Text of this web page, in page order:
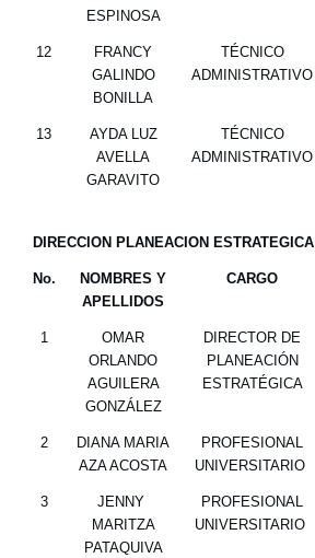
ESPINOSA
12
FRANCY
GALINDO
BONILLA
TÉCNICO
ADMINISTRATIVO
13
AYDA LUZ
AVELLA
GARAVITO
TÉCNICO
ADMINISTRATIVO
DIRECCION PLANEACION ESTRATEGICA
No.
NOMBRES Y
APELLIDOS
CARGO
1
OMAR
ORLANDO
AGUILERA
GONZÁLEZ
DIRECTOR DE
PLANEACIÓN
ESTRATÉGICA
2
DIANA MARIA
AZA ACOSTA
PROFESIONAL
UNIVERSITARIO
3
JENNY
MARITZA
PATAQUIVA
PROFESIONAL
UNIVERSITARIO